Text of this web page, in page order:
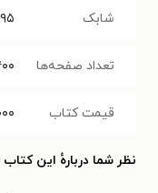
شابک
تعداد صفحه‌ها
قیمت کتاب
نظر شما دربارهٔ این کتاب